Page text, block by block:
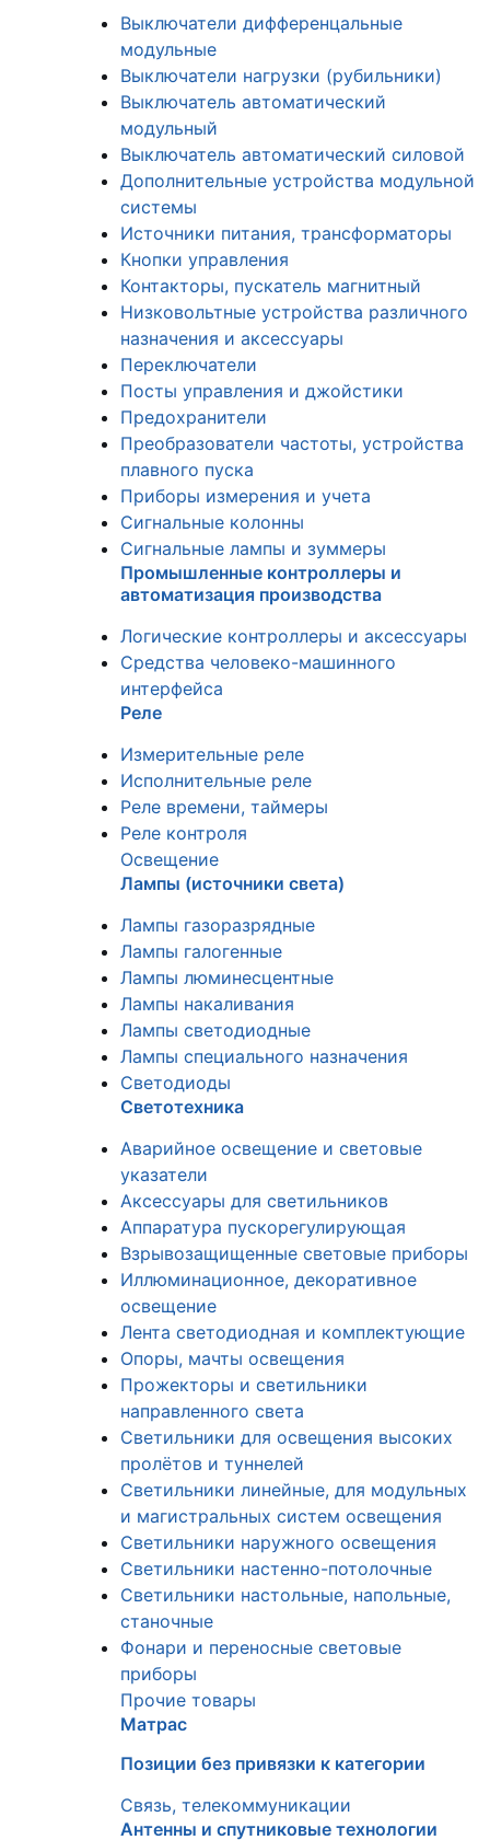
Выключатели дифференцальные
модульные
Выключатели нагрузки (рубильники)
Выключатель автоматический
модульный
Выключатель автоматический силовой
Дополнительные устройства модульной
системы
Источники питания, трансформаторы
Кнопки управления
Контакторы, пускатель магнитный
Низковольтные устройства различного
назначения и аксессуары
Переключатели
Посты управления и джойстики
Предохранители
Преобразователи частоты, устройства
плавного пуска
Приборы измерения и учета
Сигнальные колонны
Сигнальные лампы и зуммеры
Промышленные контроллеры и
автоматизация производства
Логические контроллеры и аксессуары
Средства человеко-машинного
интерфейса
Реле
Измерительные реле
Исполнительные реле
Реле времени, таймеры
Реле контроля
Освещение
Лампы (источники света)
Лампы газоразрядные
Лампы галогенные
Лампы люминесцентные
Лампы накаливания
Лампы светодиодные
Лампы специального назначения
Светодиоды
Светотехника
Аварийное освещение и световые
указатели
Аксессуары для светильников
Аппаратура пускорегулирующая
Взрывозащищенные световые приборы
Иллюминационное, декоративное
освещение
Лента светодиодная и комплектующие
Опоры, мачты освещения
Прожекторы и светильники
направленного света
Светильники для освещения высоких
пролётов и туннелей
Светильники линейные, для модульных
и магистральных систем освещения
Светильники наружного освещения
Светильники настенно-потолочные
Светильники настольные, напольные,
станочные
Фонари и переносные световые
приборы
Прочие товары
Матрас
Позиции без привязки к категории
Связь, телекоммуникации
Антенны и спутниковые технологии